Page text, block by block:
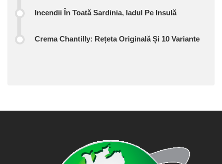
Incendii În Toată Sardinia, Iadul Pe Insulă
Crema Chantilly: Rețeta Originală Și 10 Variante